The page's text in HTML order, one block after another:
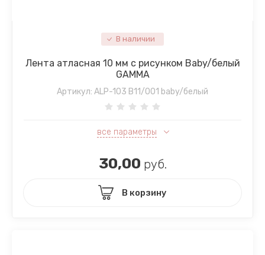
В наличии
Лента атласная 10 мм с рисунком Baby/белый
GAMMA
Артикул: ALP-103 B11/001 baby/белый
все параметры
30,00 руб.
В корзину